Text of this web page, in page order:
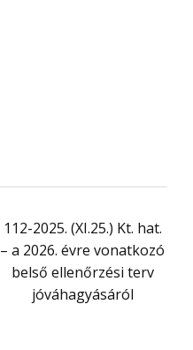
112-2025. (XI.25.) Kt. hat.
– a 2026. évre vonatkozó
belső ellenőrzési terv
jóváhagyásáról